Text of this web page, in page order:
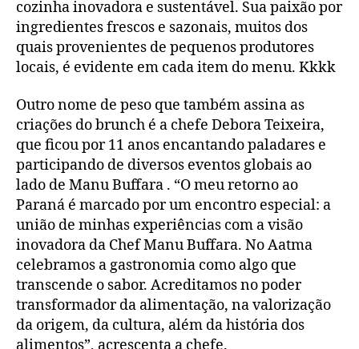
cozinha inovadora e sustentável. Sua paixão por
ingredientes frescos e sazonais, muitos dos
quais provenientes de pequenos produtores
locais, é evidente em cada item do menu. Kkkk
Outro nome de peso que também assina as
criações do brunch é a chefe Debora Teixeira,
que ficou por 11 anos encantando paladares e
participando de diversos eventos globais ao
lado de Manu Buffara . “O meu retorno ao
Paraná é marcado por um encontro especial: a
união de minhas experiências com a visão
inovadora da Chef Manu Buffara. No Aatma
celebramos a gastronomia como algo que
transcende o sabor. Acreditamos no poder
transformador da alimentação, na valorização
da origem, da cultura, além da história dos